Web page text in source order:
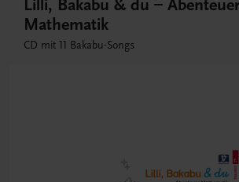
Lilli, Bakabu & du – Abenteuer
Mathematik
CD mit 11 Bakabu-Songs